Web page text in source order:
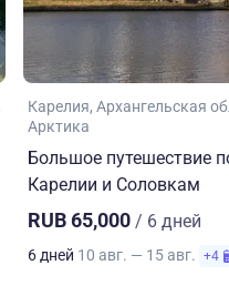
Карелия Архангельская
Арктика
Большое путешествие
Карелии и Соловкам
RUB 65,000 / 6 дней
6 дней 10 авг. — 15 авг. +4